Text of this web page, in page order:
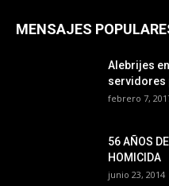
MENSAJES
Alebrijes
servidores
febrero 7,
56 AÑOS
HOMICIDA
junio 23, 2014